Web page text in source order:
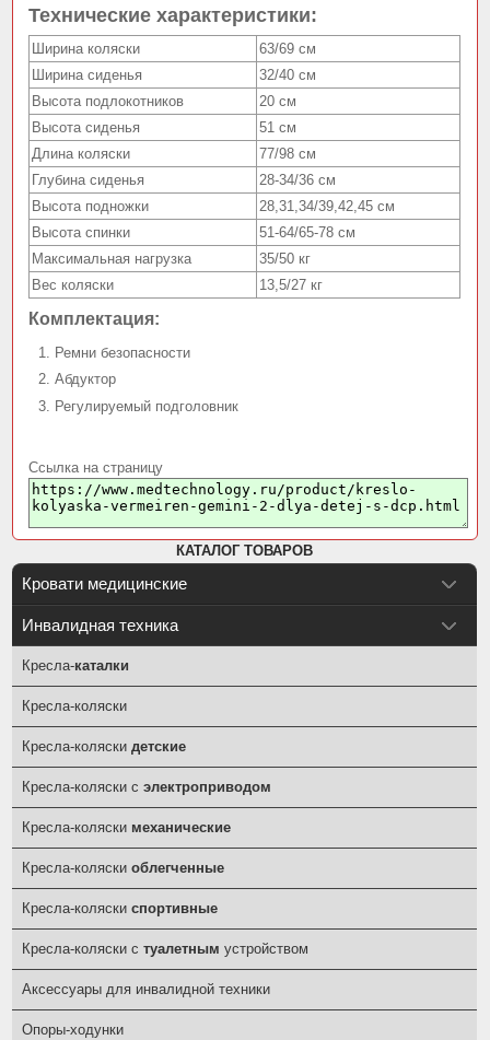
Технические характеристики:
Ширина коляски
63/69 см
Ширина сиденья
32/40 см
Высота подлокотников
20 см
Высота сиденья
51 см
Длина коляски
77/98 см
Глубина сиденья
28-34/36 см
Высота подножки
28,31,34/39,42,45 см
Высота спинки
51-64/65-78 см
Максимальная нагрузка
35/50 кг
Вес коляски
13,5/27 кг
Комплектация:
Ремни безопасности
Абдуктор
Регулируемый подголовник
Ссылка на страницу
КАТАЛОГ ТОВАРОВ
Кровати медицинские
Инвалидная техника
Кресла-каталки
Кресла-коляски
Кресла-коляскидетские
Кресла-коляски сэлектроприводом
Кресла-коляски механические
Кресла-коляскиоблегченные
Кресла-коляскиспортивные
Кресла-коляски стуалетным устройством
Аксессуары для инвалидной техники
Опоры-ходунки